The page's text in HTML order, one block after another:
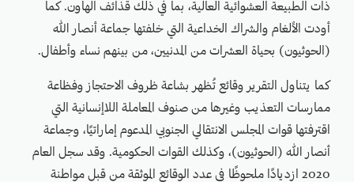
ذات الطبيعة العشوائية العالية، بما في ذلك قذائف الهاون. كما
أودت الألغام والشراك الخداعية التي خلفتها جماعة أنصار الله
(الحوثيون) بحياة العشرات من المدنيين، من بينهم نساء وأطفال.
كما يتناول التقرير وقائع تُظهر بشاعة ظروف الاحتجاز وفظاعة
ممارسات التعذيب وغيرها من صنوف المعاملة اللاإنسانية التي
اقترفتها قوات المجلس الانتقالي الجنوبي المدعوم إماراتيًا، وجماعة
أنصار الله (الحوثيون)، وكذلك القوات الحكومية. وقد سجل العام
2020 ازديادًا ملحوظًا في عدد الوقائع الموثقة من قبل مواطنة